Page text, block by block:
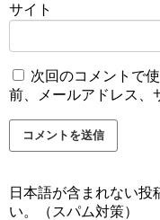
サイト
次回のコメントで
前、メールアドレス、
日本語が含まれない投
い。（スパム対策）